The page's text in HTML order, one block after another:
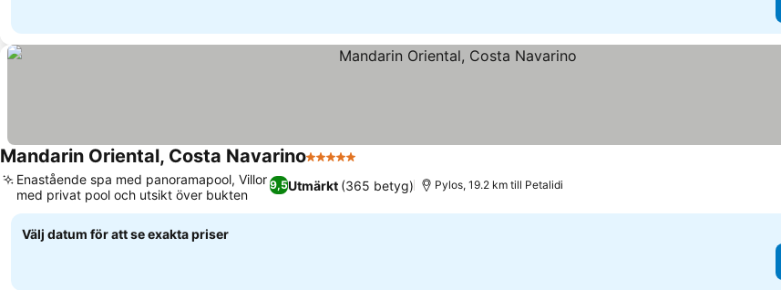
Mandarin Oriental, Costa Navarino5 Stjärnor
9,5Utmärkt (365 betyg)
Enastående spa med panoramapool, Villor
med privat pool och utsikt över bukten
Pylos, 19.2 km till Petalidi
Välj datum för att se exakta priser